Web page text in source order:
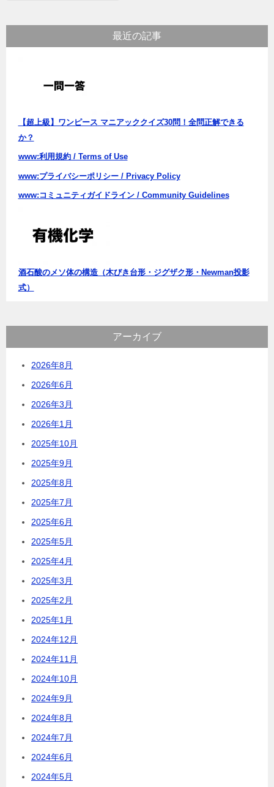
最近の記事
【超上級】ワンピース マニアッククイズ30問！全問正解できる
か？
www:利用規約 / Terms of Use
www:プライバシーポリシー / Privacy Policy
www:コミュニティガイドライン / Community Guidelines
酒石酸のメソ体の構造（木びき台形・ジグザク形・Newman投影
式）
アーカイブ
2026年8月
2026年6月
2026年3月
2026年1月
2025年10月
2025年9月
2025年8月
2025年7月
2025年6月
2025年5月
2025年4月
2025年3月
2025年2月
2025年1月
2024年12月
2024年11月
2024年10月
2024年9月
2024年8月
2024年7月
2024年6月
2024年5月